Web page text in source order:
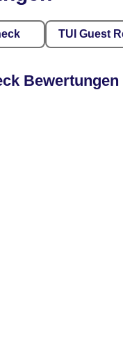
TUI Guest
Bewertungen